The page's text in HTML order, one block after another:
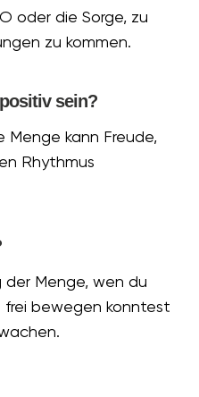
oder die Sorge, zu
zu kommen.
sein?
Menge kann Freude,
Rhythmus
der Menge, wen du
bewegen konntest